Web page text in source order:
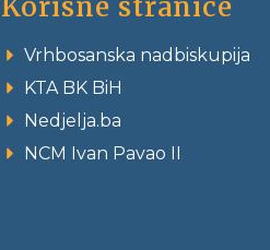
Vrhbosanska nadbiskupija
KTA BK BiH
Nedjelja.ba
NCM Ivan Pavao II